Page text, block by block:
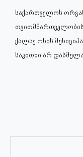
საქართველოს
თვითმმართველობის
ქალაქ ონის
საკითხი არ დასმულა.